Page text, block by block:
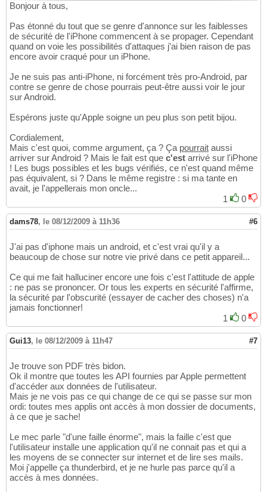
Bonjour à tous,
Pas étonné du tout que se genre d'annonce sur les faiblesses
de sécurité de l'iPhone commencent à se propager. Cependant
quand on voie les possibilités d'attaques j'ai bien raison de pas
encore avoir craqué pour un iPhone.
Je ne suis pas anti-iPhone, ni forcément très pro-Android, par
contre se genre de chose pourrais peut-être aussi voir le jour
sur Android.
Espérons juste qu'Apple soigne un peu plus son petit bijou.
Cordialement,
Mais c'est quoi, comme argument, ça ? Ça pourrait aussi
arriver sur Android ? Mais le fait est que c'est arrivé sur l'iPhone
! Les bugs possibles et les bugs vérifiés, ce n'est quand même
pas équivalent, si ? Dans le même registre : si ma tante en
avait, je l'appellerais mon oncle...
1
0
dams78, le 08/12/2009 à 11h36 #6
J'ai pas d'iphone mais un android, et c'est vrai qu'il y a
beaucoup de chose sur notre vie privé dans ce petit appareil...
Ce qui me fait halluciner encore une fois c'est l'attitude de apple
: ne pas se prononcer. Or tous les experts en sécurité l'affirme,
la sécurité par l'obscurité (essayer de cacher des choses) n'a
jamais fonctionner!
1
0
Gui13, le 08/12/2009 à 11h47 #7
Je trouve son PDF très bidon.
Ok il montre que toutes les API fournies par Apple permettent
d'accéder aux données de l'utilisateur.
Mais je ne vois pas ce qui change de ce qui se passe sur mon
ordi: toutes mes applis ont accès à mon dossier de documents,
à ce que je sache!
Le mec parle "d'une faille énorme", mais la faille c'est que
l'utilisateur installe une application qu'il ne connait pas et qui a
les moyens de se connecter sur internet et de lire ses mails.
Moi j'appelle ça thunderbird, et je ne hurle pas parce qu'il a
accès à mes données.